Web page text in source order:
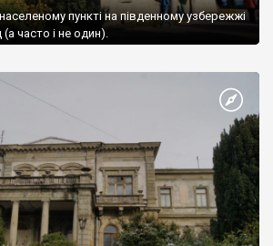
пункті на південному узбережжі
часто і не один).